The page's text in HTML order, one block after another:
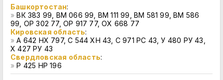
Башкортостан:
»ВК 383 99, ВМ 066 99, ВМ 111 99, ВМ 581 99, ВМ 586
99, ОР 302 77, ОР 917 77, ОХ 668 77
Кировская область:
»А 642 НХ 797, С 544 ХН 43, С 971 РС 43, У 480 РУ 43,
Х 427 РУ 43
Свердловская область:
»Р 425 НР 196